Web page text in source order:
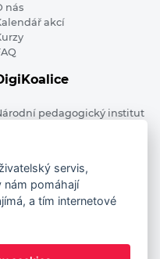
nás
akcí
pedagogický institut
reserved
from the European
Executive Agency (now
servis,
nám pomáhají
a tím internetové